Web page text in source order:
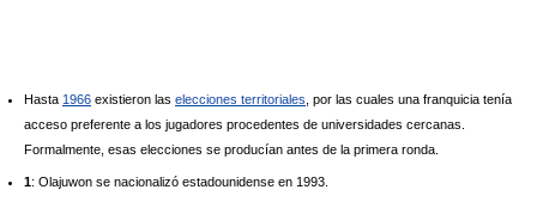
Hasta 1966 existieron las elecciones territoriales , por las cuales una franquicia tenía
acceso preferente a los jugadores procedentes de universidades cercanas.
Formalmente, esas elecciones se producían antes de la primera ronda.
1: Olajuwon se nacionalizó estadounidense en 1993.